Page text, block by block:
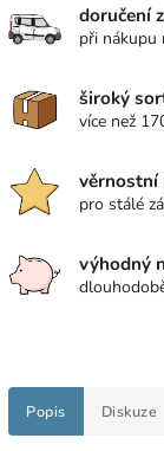
doručení
při nákupu
široký
více než
věrnostní
pro stálé
výhodný
Popis Diskuze